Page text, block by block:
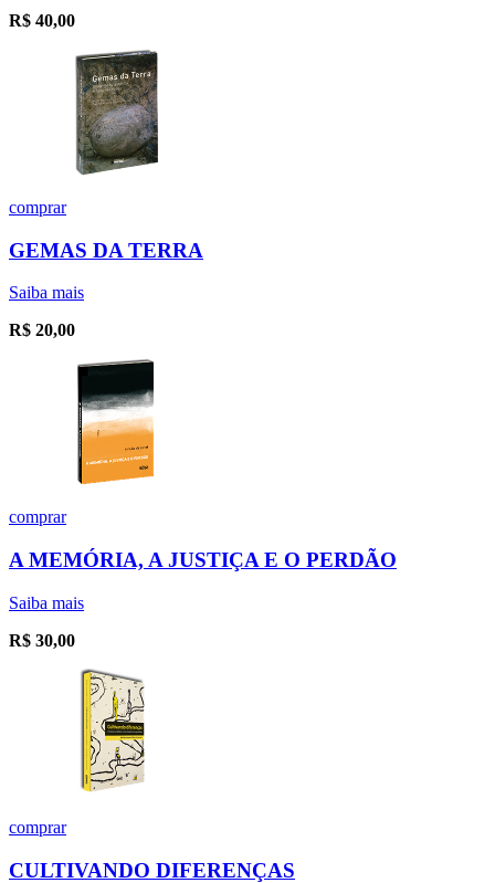
R$ 40,00
comprar
GEMAS DA TERRA
Saiba mais
R$ 20,00
comprar
A MEMÓRIA, A JUSTIÇA E O PERDÃO
Saiba mais
R$ 30,00
comprar
CULTIVANDO DIFERENÇAS